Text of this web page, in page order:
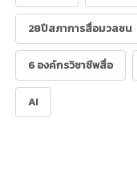
28ปีสภาการสื่อมวลชน
6 องค์กรวิชาชีพสื่อ
AI